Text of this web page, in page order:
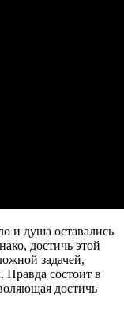
и душа оставались
достичь этой
задачей,
состоит в
достичь